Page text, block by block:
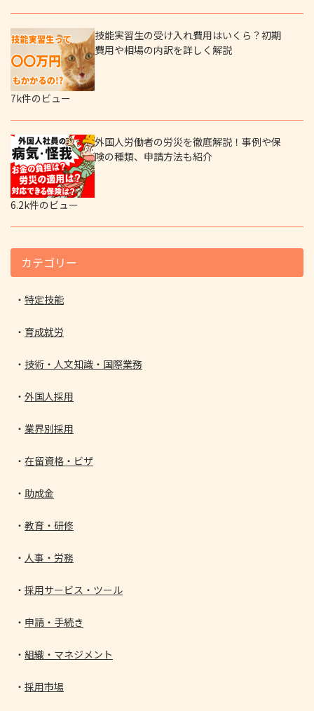
技能実習生の受け入れ費用はいくら？初期
費用や相場の内訳を詳しく解説
7k件のビュー
外国人労働者の労災を徹底解説！事例や保
険の種類、申請方法も紹介
6.2k件のビュー
カテゴリー
特定技能
育成就労
技術・人文知識・国際業務
外国人採用
業界別採用
在留資格・ビザ
助成金
教育・研修
人事・労務
採用サービス・ツール
申請・手続き
組織・マネジメント
採用市場